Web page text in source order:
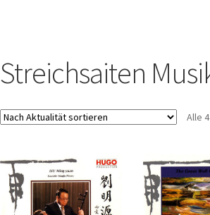
Streichsaiten
Alle